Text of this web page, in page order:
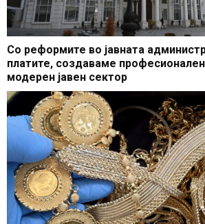
Со реформите во јавната
платите, создаваме
модерен јавен сектор